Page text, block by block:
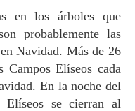
probablemente las
Navidad. Más de 26
Campos Elíseos cada
En la noche del
se cierran al